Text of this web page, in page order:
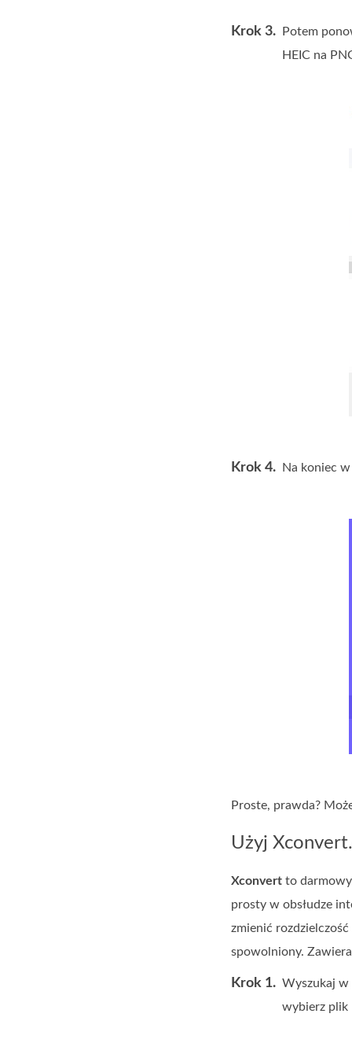
Krok 3. Potem
HEIC na
Krok 4. Na koniec
Proste, prawda?
Użyj
Xconvert to
prosty w obsłudze
zmienić
spowolniony.
Krok 1. Wyszukaj w
wybierz plik